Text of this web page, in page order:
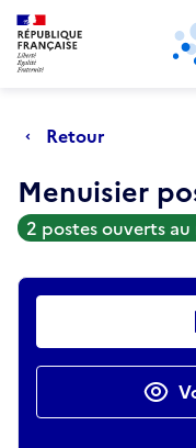
Aller au menu principal
Retour
Menuisier
2 postes ouverts
Actions
Retour au début de la
Panneau de gestion